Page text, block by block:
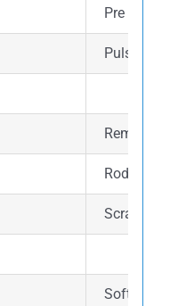
Pre gas
Pulse
Remote
Roda
Scratch
Soft